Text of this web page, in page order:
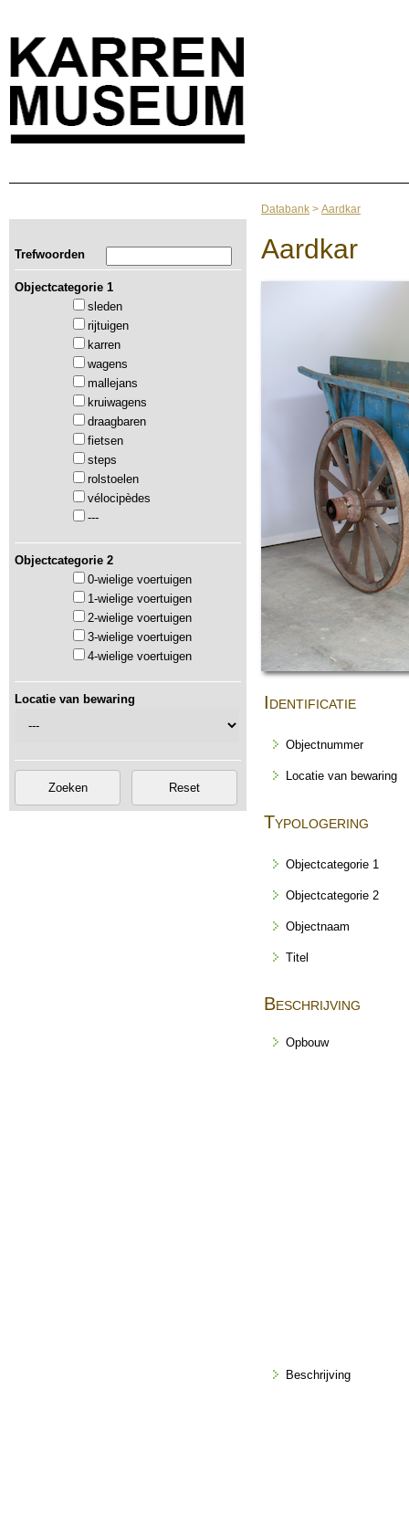
Trefwoorden
Objectcategorie 1
sleden
rijtuigen
karren
wagens
mallejans
kruiwagens
draagbaren
fietsen
steps
rolstoelen
vélocipèdes
---
Objectcategorie 2
0-wielige voertuigen
1-wielige voertuigen
2-wielige voertuigen
3-wielige voertuigen
4-wielige voertuigen
Locatie van bewaring
Databank > Aardkar
Aardkar
Identificatie
Objectnummer
Locatie van bewaring
Typologering
Objectcategorie 1
Objectcategorie 2
Objectnaam
Titel
Beschrijving
Opbouw
Beschrijving